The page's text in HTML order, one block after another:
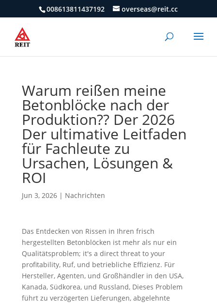
008613811437192 overseas@reit.cc
Warum reißen meine
Betonblöcke nach der
Produktion?? Der 2026
Der ultimative Leitfaden
für Fachleute zu
Ursachen, Lösungen &
ROI
Jun 3, 2026| Nachrichten
Das Entdecken von Rissen in Ihren frisch
hergestellten Betonblöcken ist mehr als nur ein
Qualitätsproblem; it's a direct threat to your
profitability, Ruf, und betriebliche Effizienz. Für
Hersteller, Agenten, und Großhändler in den USA,
Kanada, Südkorea, und Russland, Dieses Problem
führt zu verzögerten Lieferungen, abgelehnte